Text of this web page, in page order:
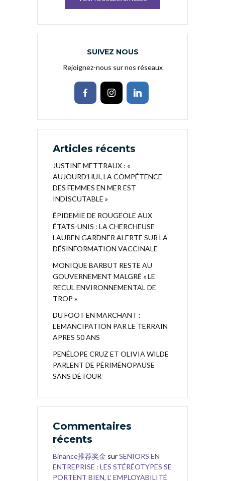
SUIVEZ NOUS
Rejoignez-nous sur nos réseaux
Articles récents
JUSTINE METTRAUX : «
AUJOURD’HUI, LA COMPÉTENCE
DES FEMMES EN MER EST
INDISCUTABLE »
ÉPIDEMIE DE ROUGEOLE AUX
ÉTATS-UNIS : LA CHERCHEUSE
LAUREN GARDNER ALERTE SUR LA
DÉSINFORMATION VACCINALE
MONIQUE BARBUT RESTE AU
GOUVERNEMENT MALGRÉ « LE
RECUL ENVIRONNEMENTAL DE
TROP »
DU FOOT EN MARCHANT :
L’EMANCIPATION PAR LE TERRAIN
APRES 50 ANS
PENÉLOPE CRUZ ET OLIVIA WILDE
PARLENT DE PÉRIMÉNOPAUSE
SANS DÉTOUR
Commentaires
récents
Binance推荐奖金 surSENIORS EN
ENTREPRISE : LES STÉRÉOTYPES SE
PORTENT BIEN, L’ EMPLOYABILITÉ